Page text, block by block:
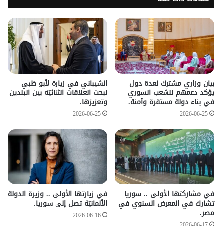
بيان وزاري مشترك لعدة دول
يؤكد دعمهم للشعب السوري
في بناء دولة مستقرة وآمنة.
2026-06-25
الشيباني في زيارة لأبو ظبي
لبحث العلاقات الثنائيّة بين البلدين
وتعزيزها.
2026-06-25
في مشاركتها الأولى .. سوريا
تشارك في المعرض السنوي في
مصر.
في زيارتها الأولى .. وزيرة الدولة
الألمانيّة تصل إلى سوريا.
2026-06-16